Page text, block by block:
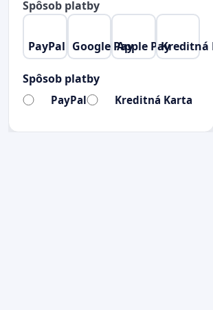
Spôsob platby
PayPal Google PayApple PayKreditná
Spôsob platby
PayPal Kreditná Karta